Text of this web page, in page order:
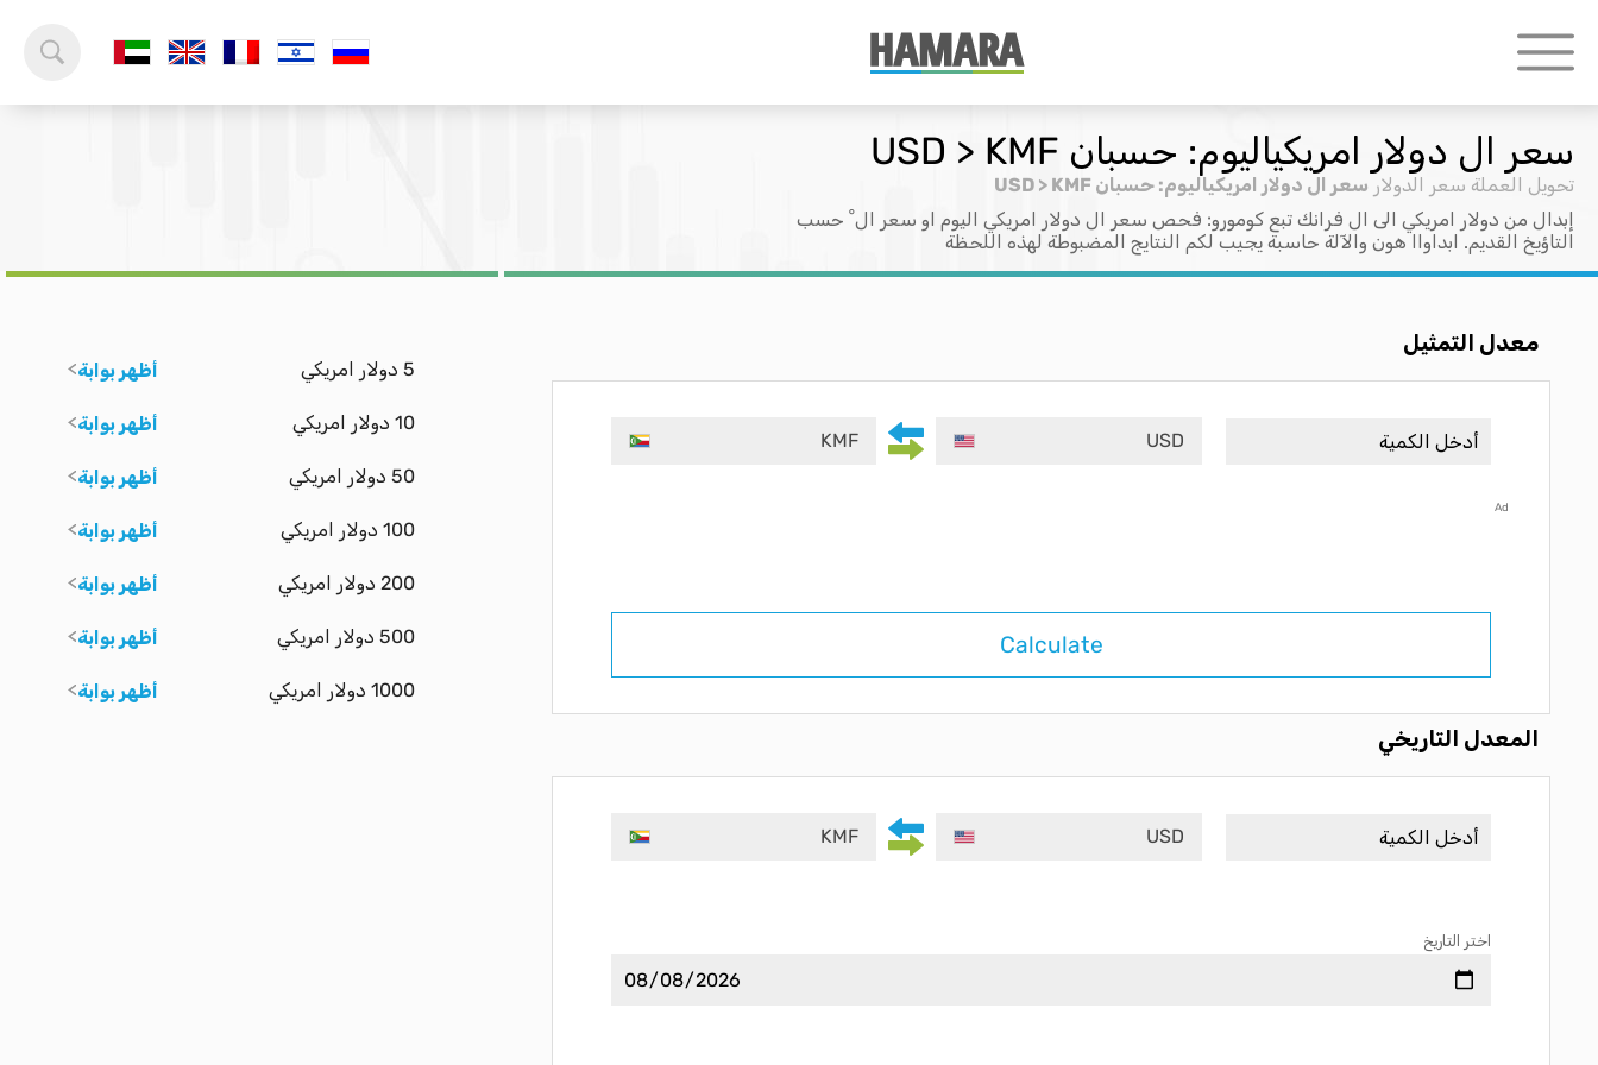
سعر ال دولار امريكياليوم: حسبان USD > KMF
تحويل العملة سعر الدولار سعر ال دولار امريكياليوم: حسبان USD > KMF
إبدال من دولار امريكي الى ال فرانك تبع كومورو: فحص سعر ال دولار امريكي اليوم او سعر ال ْ حسب
التاؤيخ القديم. ابداواا هون والآلة حاسبة يجيب لكم النتايج المضبوطة لهذه اللحظة
معدل التمثيل
USD
KMF
Ad
Calculate
المعدل التاريخي
USD
KMF
اختر التاريخ
5 دولار امريكي أظهر بوابة
10 دولار امريكي أظهر بوابة
50 دولار امريكي أظهر بوابة
100 دولار امريكي أظهر بوابة
200 دولار امريكي أظهر بوابة
500 دولار امريكي أظهر بوابة
1000 دولار امريكي أظهر بوابة